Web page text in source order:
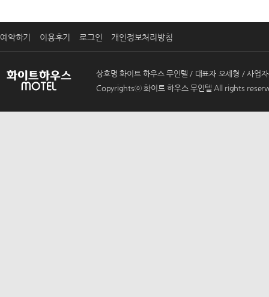
예약하기 이용후기 로그인 개인정보처리방침
상호명 화이트 하우스 무인텔 / 대표자 오세형 / 사
Copyrightsⓒ 화이트 하우스 무인텔 All rights